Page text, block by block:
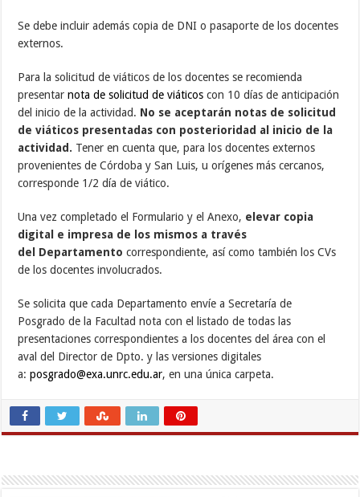
Se debe incluir además copia de DNI o pasaporte de los docentes
externos.
Para la solicitud de viáticos de los docentes se recomienda
presentarnota de solicitud de viáticos con 10 días de anticipación
del inicio de la actividad. No se aceptarán notas de solicitud
de viáticos presentadas con posterioridad al inicio de la
actividad. Tener en cuenta que, para los docentes externos
provenientes de Córdoba y San Luis, u orígenes más cercanos,
corresponde 1/2 día de viático.
Una vez completado el Formulario y el Anexo, elevar copia
digital e impresa de los mismos a través
del Departamento correspondiente, así como también los CVs
de los docentes involucrados.
Se solicita que cada Departamento envíe a Secretaría de
Posgrado de la Facultad nota con el listado de todas las
presentaciones correspondientes a los docentes del área con el
aval del Director de Dpto. y las versiones digitales
a:posgrado@exa.unrc.edu.ar, en una única carpeta.